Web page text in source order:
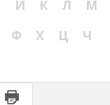
И К Л
М
Ф Х Ц
Ч